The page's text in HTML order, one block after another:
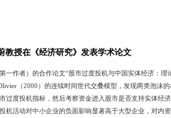
教授在《经济研究》发表学术论文
一作者）的合作论文“股市过度投机与中国实体经济：
（2000）的连续时间世代交叠模型，发现两类泡沫
过度投机指标，然后考察资金进入股市是否支持实体经
机活动对中小企业的负面影响显著高于大型企业，对内